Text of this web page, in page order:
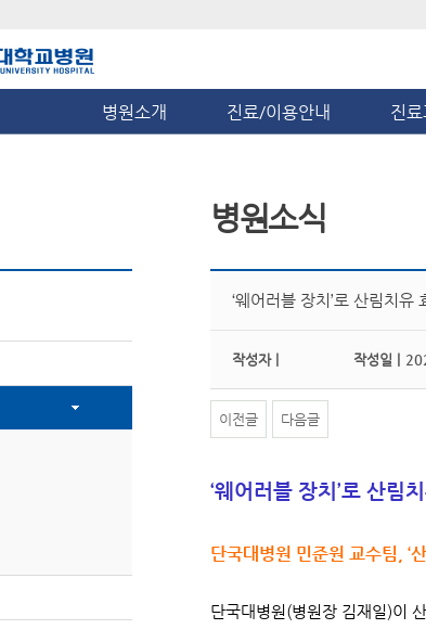
병원소개 진료/이용안내 진
병원소식
‘웨어러블 장치’로 산림치
작성자 | 작성일 |
이전글 다음글
‘웨어러블 장치’로 산림
단국대병원 민준원 교수팀, ‘
단국대병원(병원장 김재일)이